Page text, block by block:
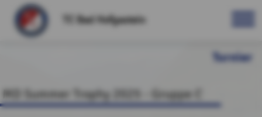
TC Bad Hofgastein
Turnier
MD Summer Trophy 2025 - Gruppe C